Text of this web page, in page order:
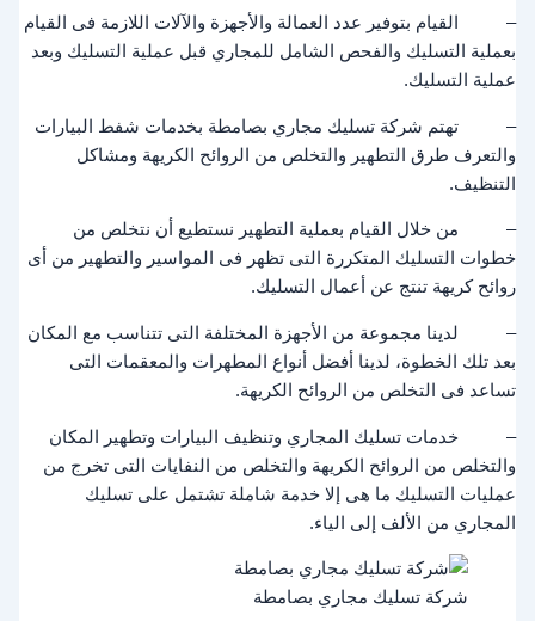
– القيام بتوفير عدد العمالة والأجهزة والآلات اللازمة فى القيام
بعملية التسليك والفحص الشامل للمجاري قبل عملية التسليك وبعد
عملية التسليك.
– تهتم شركة تسليك مجاري بصامطة بخدمات شفط البيارات
والتعرف طرق التطهير والتخلص من الروائح الكريهة ومشاكل
التنظيف.
– من خلال القيام بعملية التطهير نستطيع أن نتخلص من
خطوات التسليك المتكررة التى تظهر فى المواسير والتطهير من أى
روائح كريهة تنتج عن أعمال التسليك.
– لدينا مجموعة من الأجهزة المختلفة التى تتناسب مع المكان
بعد تلك الخطوة، لدينا أفضل أنواع المطهرات والمعقمات التى
تساعد فى التخلص من الروائح الكريهة.
– خدمات تسليك المجاري وتنظيف البيارات وتطهير المكان
والتخلص من الروائح الكريهة والتخلص من النفايات التى تخرج من
عمليات التسليك ما هى إلا خدمة شاملة تشتمل على تسليك
المجاري من الألف إلى الياء.
شركة تسليك مجاري بصامطة